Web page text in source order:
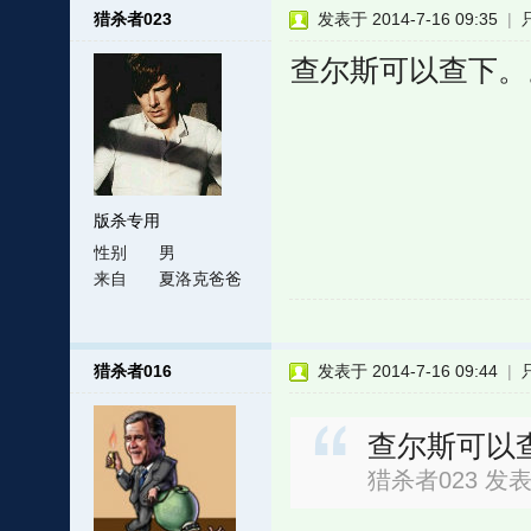
猎杀者023
版杀专用
性别
男
来自
夏洛克爸爸
发表于 2014-7-16 09:35 |
查尔斯可以查下
猎杀者016 发表于 2014-7-16 09:44 |
查尔斯可以
猎杀者023 发